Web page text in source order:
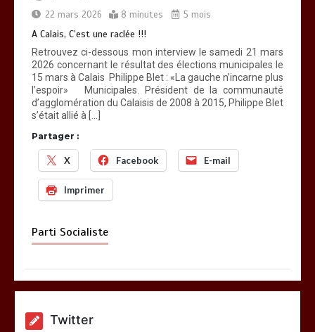
22 mars 2026
8 minutes 5 mois
A Calais, C’est une raclée !!!
Retrouvez ci-dessous mon interview le samedi 21 mars
2026 concernant le résultat des élections municipales le
15 mars à Calais Philippe Blet : «La gauche n’incarne plus
l’espoir» Municipales. Président de la communauté
d’agglomération du Calaisis de 2008 à 2015, Philippe Blet
s’était allié à […]
Partager :
X Facebook E-mail
Imprimer
Parti Socialiste
Twitter